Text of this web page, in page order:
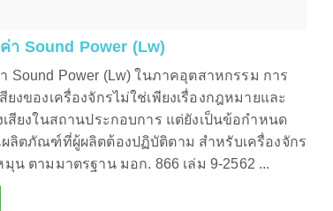
า Sound Power (Lw)
Sound Power (Lw) ในภาคอุตสาหกรรม การ
ยงของเครื่องจักรไม่ใช่เพียงเรื่องกฎหมายและ
เสียงในสถานประกอบการ แต่ยังเป็นข้อกำหนด
ลิตภัณฑ์ที่ผู้ผลิตต้องปฏิบัติตาม สำหรับเครื่องจักร
น ตามมาตรฐาน มอก. 866 เล่ม 9-2562 ...